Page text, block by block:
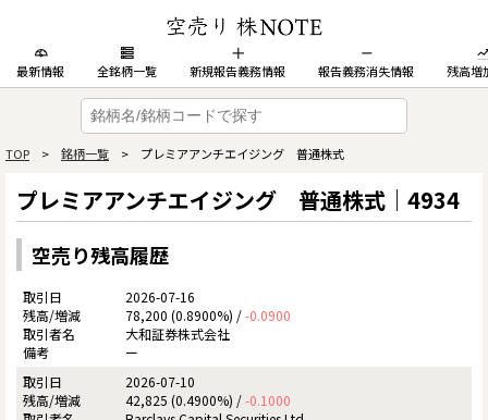
最新情報 全銘柄一覧 新規報告義務情報 報告義務消失情報 残高増
TOP > 銘柄一覧 > プレミアアンチエイジング 普通株式
プレミアアンチエイジング 普通株式｜4934
空売り残高履歴
2026-07-16
78,200 (0.8900%) /-0.0900
大和証券株式会社
ー
2026-07-10
42,825 (0.4900%) /-0.1000